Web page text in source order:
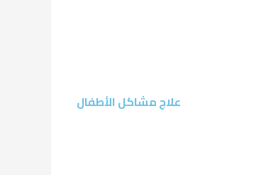
علاج مشاكل الأطفال